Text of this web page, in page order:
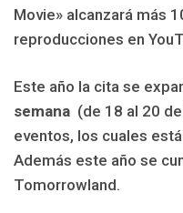
Movie» alcanzará más
reproducciones en
Este año la cita se
semana (de 18 al 20
eventos, los cuales
Además este año se
Tomorrowland.